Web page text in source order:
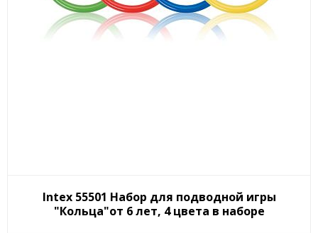
Intex 55501 Набор для подводной игры
"Кольца"от 6 лет, 4 цвета в наборе